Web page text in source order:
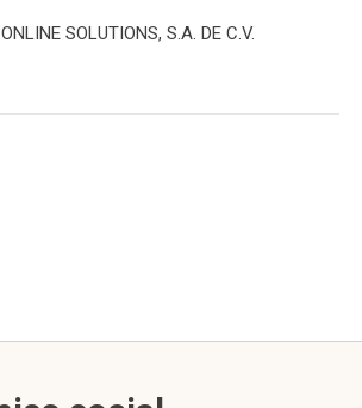
SOLUTIONS, S.A. DE C.V.